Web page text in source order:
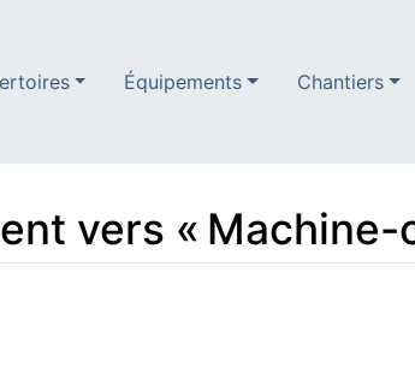
Équipements Chantiers
vers «